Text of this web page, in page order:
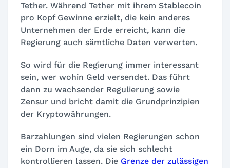
Tether. Während Tether mit ihrem Stablecoin
pro Kopf Gewinne erzielt, die kein anderes
Unternehmen der Erde erreicht, kann die
Regierung auch sämtliche Daten verwerten.
So wird für die Regierung immer interessant
sein, wer wohin Geld versendet. Das führt
dann zu wachsender Regulierung sowie
Zensur und bricht damit die Grundprinzipien
der Kryptowährungen.
Barzahlungen sind vielen Regierungen schon
ein Dorn im Auge, da sie sich schlecht
kontrollieren lassen. Die Grenze der zulässigen